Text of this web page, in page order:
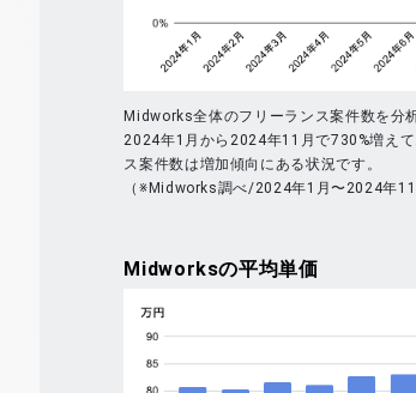
Midworks全体のフリーランス案件数を分
2024年1月から2024年11月で730%増え
ス案件数は増加傾向にある状況です。
（※Midworks調べ/2024年1月〜2024年
Midworksの平均単価